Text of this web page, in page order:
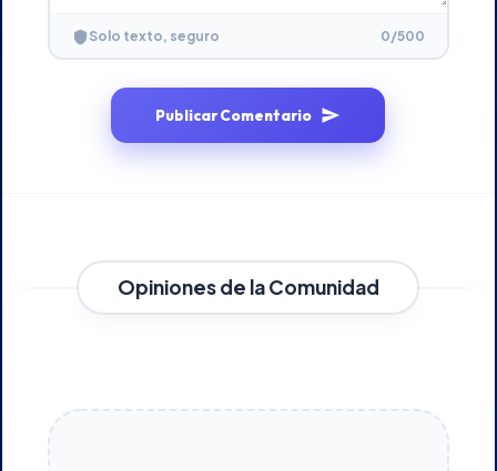
Solo texto, seguro 0/500
Publicar Comentario
Opiniones de la Comunidad